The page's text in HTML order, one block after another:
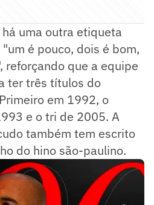
uma outra etiqueta
é pouco, dois é bom,
reforçando que a equipe
ter três títulos do
em 1992, o
e o tri de 2005. A
também tem escrito
do hino são-paulino.